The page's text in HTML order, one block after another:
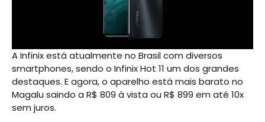
A Infinix está atualmente no Brasil com diversos
smartphones, sendo o Infinix Hot 11 um dos grandes
destaques. E agora, o aparelho está mais barato no
Magalu saindo a R$ 809 à vista ou R$ 899 em até 10x
sem juros.